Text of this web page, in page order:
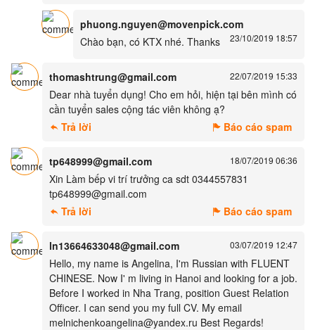
phuong.nguyen@movenpick.com
23/10/2019 18:57
Chào bạn, có KTX nhé. Thanks
thomashtrung@gmail.com 22/07/2019 15:33
Dear nhà tuyển dụng! Cho em hỏi, hiện tại bên mình có
cần tuyển sales cộng tác viên không ạ?
Trả lời
Báo cáo spam
tp648999@gmail.com 18/07/2019 06:36
Xin Làm bếp vi trí trưởng ca sdt 0344557831
tp648999@gmail.com
Trả lời
Báo cáo spam
ln13664633048@gmail.com 03/07/2019 12:47
Hello, my name is Angelina, I'm Russian with FLUENT
CHINESE. Now I' m living in Hanoi and looking for a job.
Before I worked in Nha Trang, position Guest Relation
Officer. I can send you my full CV. My email
melnichenkoangelina@yandex.ru Best Regards!